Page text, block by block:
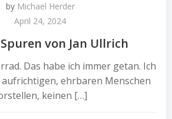
by Michael Herder
April 24, 2024
von Jan Ullrich
Das habe ich immer getan. Ich
ehrbaren Menschen
keinen […]